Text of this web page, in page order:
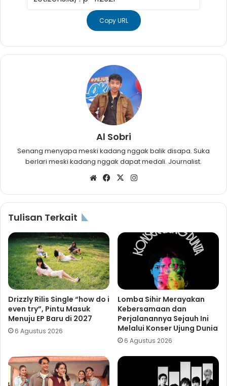
Copy URL
Al Sobri
Senang menyapa meski kadang nggak balik disapa. Suka
berlari meski kadang nggak dapat medali. Journalist.
WebsiteFacebook
X
Tulisan Terkait
Drizzly Rilis Single “how do i
even try”, Pintu Masuk
Menuju EP Baru di 2027
6 Agustus 2026
Lomba Sihir Merayakan
Kebersamaan dan
Perjalanannya Sejauh Ini
Melalui Konser Ujung Dunia
6 Agustus 2026